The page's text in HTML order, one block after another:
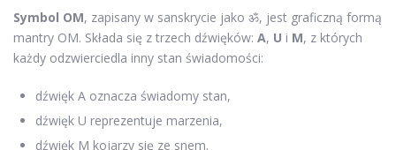
Symbol OM, zapisany w sanskrycie jako ॐ, jest graficzną formą
mantry OM. Składa się z trzech dźwięków: A, U i M, z których
każdy odzwierciedla inny stan świadomości:
dźwięk A oznacza świadomy stan,
dźwięk U reprezentuje marzenia,
dźwięk M kojarzy się ze snem.